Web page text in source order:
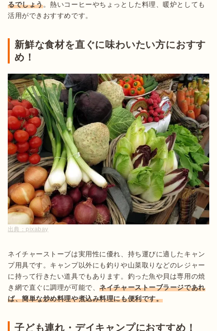
るでしょう。熱いコーヒーやちょっとした料理、暖炉としても
活用ができおすすめです。
新鮮な食材を直ぐに味わいたい方におすす
め！
出典： pixabay
ネイチャーストーブは実用性に優れ、持ち運びに適したキャン
プ用具です。キャンプ以外にも釣りや山菜取りなどのレジャー
に持って行きたい道具でもあります。釣った魚や貝は専用の焼
き網で直ぐに調理が可能で、ネイチャーストーブラージであれ
ば、簡単な炒め料理や煮込み料理にも便利です。
子ども連れ・デイキャンプにおすすめ！